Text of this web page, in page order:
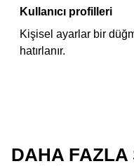
Kullanıcı profilleri
Kişisel ayarlar bir
hatırlanır.
DAHA FAZLA